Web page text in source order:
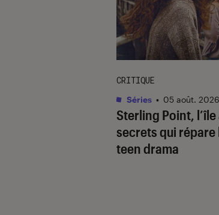
Sterling Point,
secrets qui répare
teen drama
CRITIQUE
Séries • 05 août. 2026